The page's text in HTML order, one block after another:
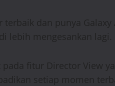
terbaik dan punya
lebih mengesankan lagi.
fitur Director View
setiap momen